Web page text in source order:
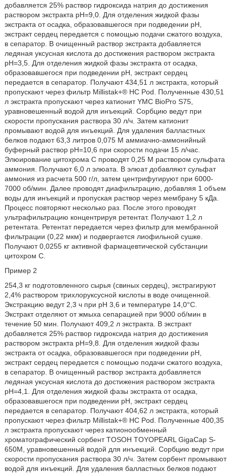
добавляется 25% раствор гидроксида натрия до достижения
раствором экстракта рН=9,0. Для отделения жидкой фазы
экстракта от осадка, образовавшегося при подведении рН,
экстракт сердец передается с помощью подачи сжатого воздуха,
в сепаратор. В очищенный раствор экстракта добавляется
ледяная уксусная кислота до достижения раствором экстракта
рН=3,5. Для отделения жидкой фазы экстракта от осадка,
образовавшегося при подведении рН, экстракт сердец
передается в сепаратор. Получают 434,51 л экстракта, который
пропускают через фильтр Millistak+® НС Pod. Полученные 430,51
л экстракта пропускают через катионит YMC BioPro S75,
уравновешенный водой для инъекций. Сорбцию ведут при
скорости пропускания раствора 30 л/ч. Затем катионит
промывают водой для инъекций. Для удаления балластных
белков подают 63,3 литров 0,075 М аммиачно-аммонийный
буферный раствор рН=10,6 при скорости подачи 15 л/час.
Элюирование цитохрома С проводят 0,25 М раствором сульфата
аммония. Получают 6,0 л элюата. В элюат добавляют сульфат
аммония из расчета 500 г/л, затем центрифугируют при 6000-
7000 об/мин. Далее проводят диафильтрацию, добавляя 1 объем
воды для инъекций и пропуская раствор через мембрану 5 кДа.
Процесс повторяют несколько раз. После этого проводят
ультрафильтрацию концентрируя ретентат. Получают 1,2 л
ретентата. Ретентат передается через фильтр для мембранной
фильтрации (0,22 мкм) и подвергается лиофильной сушке.
Получают 0,0255 кг активной фармацевтической субстанции
цитохром С.
Пример 2
254,3 кг подготовленного сырья (свиных сердец), экстрагируют
2,4% раствором трихлоруксусной кислоты в воде очищенной.
Экстракцию ведут 2,3 ч при рН 3,6 и температуре 14,0°С.
Экстракт отделяют от жмыха сепарацией при 9000 об/мин в
течение 50 мин. Получают 409,2 л экстракта. В экстракт
добавляется 25% раствор гидроксида натрия до достижения
раствором экстракта рН=9,8. Для отделения жидкой фазы
экстракта от осадка, образовавшегося при подведении рН,
экстракт сердец передается с помощью подачи сжатого воздуха,
в сепаратор. В очищенный раствор экстракта добавляется
ледяная уксусная кислота до достижения раствором экстракта
рН=4,1. Для отделения жидкой фазы экстракта от осадка,
образовавшегося при подведении рН, экстракт сердец
передается в сепаратор. Получают 404,62 л экстракта, который
пропускают через фильтр Millistak+® НС Pod. Полученные 400,35
л экстракта пропускают через катионообменный
хроматографический сорбент TOSOH TOYOPEARL GigaCap S-
650M, уравновешенный водой для инъекций. Сорбцию ведут при
скорости пропускания раствора 30 л/ч. Затем сорбент промывают
водой для инъекций. Для удаления балластных белков подают